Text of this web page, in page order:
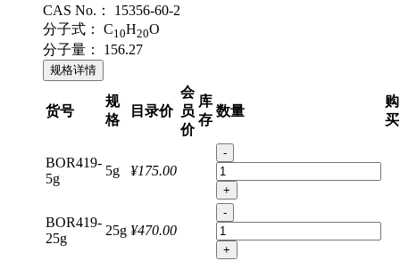
CAS No.：
15356-60-2
分子式：
C10H20O
分子量：
156.27
规格详情
货号
规
格
目录价
会
员
价
库
存
数量
购
买
BOR419-
5g
5g ¥175.00
-
+
BOR419-
25g
25g ¥470.00
-
+